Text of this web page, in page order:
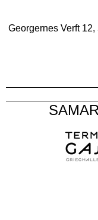
Georgernes Verft